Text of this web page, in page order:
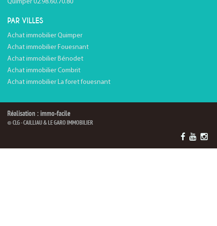
Quimper 02.98.60.70.80
PAR VILLES
Achat immobilier Quimper
Achat immobilier Fouesnant
Achat immobilier Bénodet
Achat immobilier Combrit
Achat immobilier La foret fouesnant
Réalisation : immo-facile
© CLG - CAILLIAU & LE GARO IMMOBILIER